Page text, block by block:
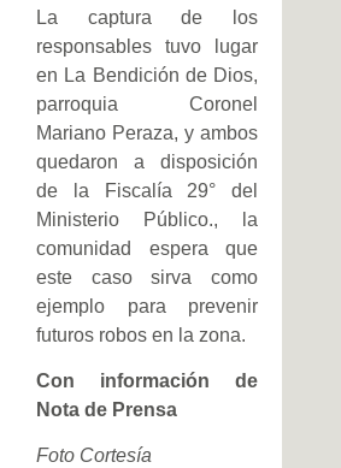
La captura de los
responsables tuvo lugar
en La Bendición de Dios,
parroquia Coronel
Mariano Peraza, y ambos
quedaron a disposición
de la Fiscalía 29° del
Ministerio Público., la
comunidad espera que
este caso sirva como
ejemplo para prevenir
futuros robos en la zona.
Con información de
Nota de Prensa
Foto Cortesía